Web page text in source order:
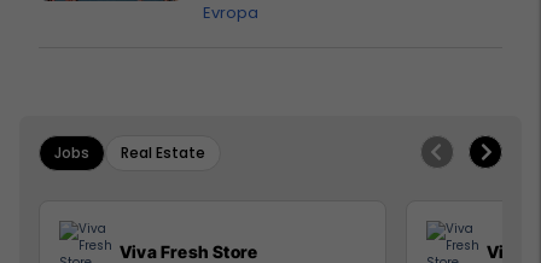
Evropa
Jobs Real Estate
Viva Fresh Store Viva